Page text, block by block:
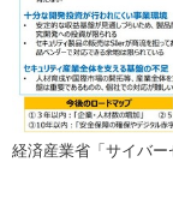
経済産業省「サイバ